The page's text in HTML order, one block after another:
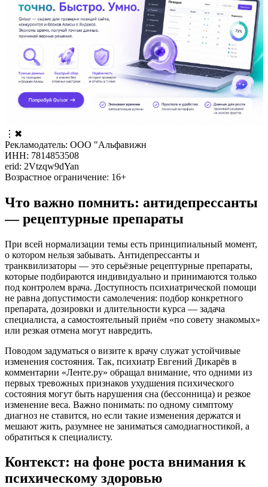
⋮ ✖
Рекламодатель: ООО "Альфавижн
ИНН: 7814853508
erid: 2Vtzqw9dYan
Возрастное ограничение: 16+
Что важно помнить: антидепрессанты
— рецептурные препараты
При всей нормализации темы есть принципиальный момент,
о котором нельзя забывать. Антидепрессанты и
транквилизаторы — это серьёзные рецептурные препараты,
которые подбираются индивидуально и принимаются только
под контролем врача. Доступность психиатрической помощи
не равна допустимости самолечения: подбор конкретного
препарата, дозировки и длительности курса — задача
специалиста, а самостоятельный приём «по совету знакомых»
или резкая отмена могут навредить.
Поводом задуматься о визите к врачу служат устойчивые
изменения состояния. Так, психиатр Евгений Дикарёв в
комментарии «Ленте.ру» обращал внимание, что одними из
первых тревожных признаков ухудшения психического
состояния могут быть нарушения сна (бессонница) и резкое
изменение веса. Важно понимать: по одному симптому
диагноз не ставится, но если такие изменения держатся и
мешают жить, разумнее не заниматься самодиагностикой, а
обратиться к специалисту.
Контекст: на фоне роста внимания к
психическому здоровью